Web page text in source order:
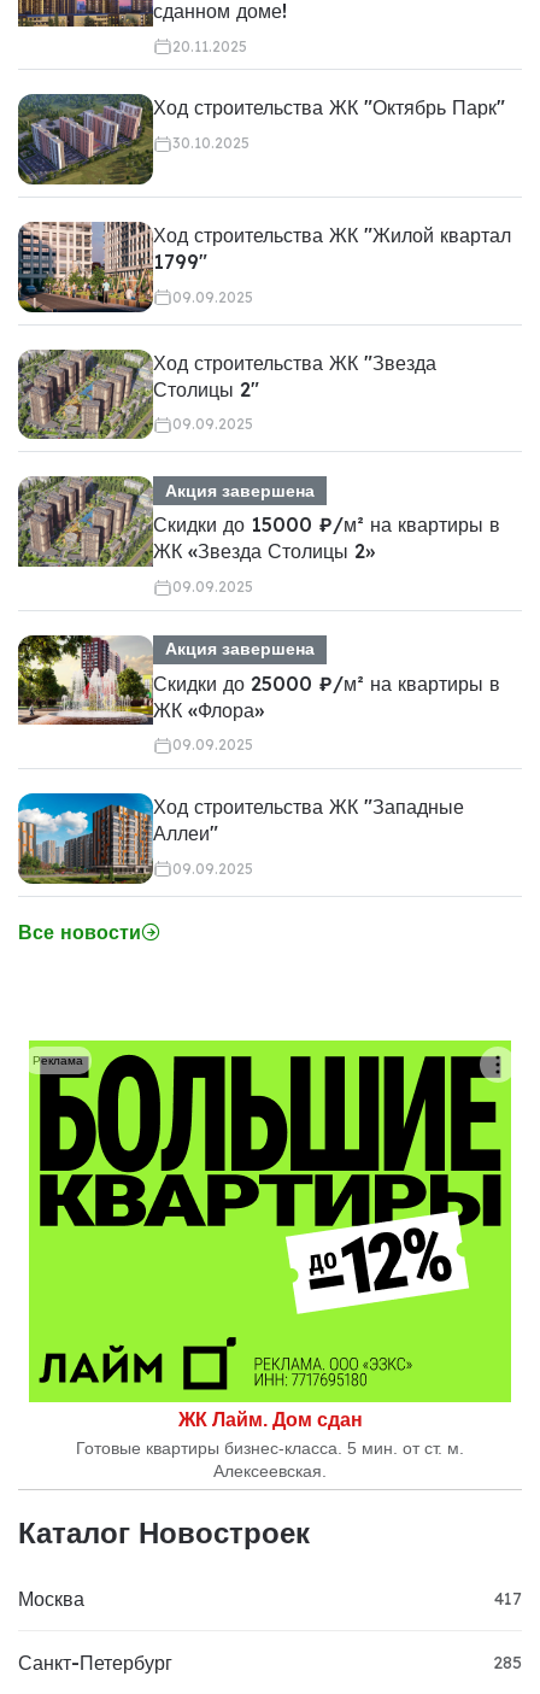
сданном доме!
20.11.2025
Ход строительства ЖК "Октябрь Парк"
30.10.2025
Ход строительства ЖК "Жилой квартал
1799"
09.09.2025
Ход строительства ЖК "Звезда
Столицы 2"
09.09.2025
Акция завершена
Скидки до 15000 ₽/м² на квартиры в
ЖК «Звезда Столицы 2»
09.09.2025
Акция завершена
Скидки до 25000 ₽/м² на квартиры в
ЖК «Флора»
09.09.2025
Ход строительства ЖК "Западные
Аллеи"
09.09.2025
Все новости
ЖК Лайм. Дом сдан
Готовые квартиры бизнес-класса. 5 мин. от ст. м.
Алексеевская.
Реклама
Каталог Новостроек
Москва 417
Санкт-Петербург 285